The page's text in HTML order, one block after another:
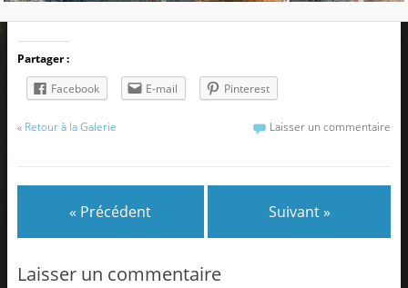
Partager :
Facebook
E-mail Pinterest
« Retour à la Galerie Laisser un commentaire
« Précédent Suivant »
Laisser un commentaire